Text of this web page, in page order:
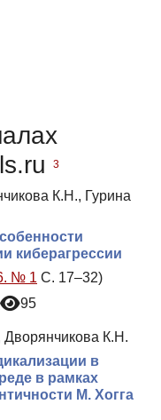
3
К.Н., Гурина
киберагрессии
№ 1 С. 17–32)
95
К.Н.
в
в рамках
М. Хогга